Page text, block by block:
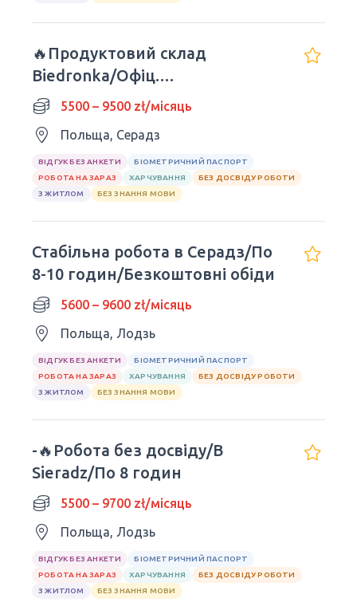
🔥Продуктовий склад
Biedronka/Офіц.
працевлаштування
5500 – 9500 zł/місяць
Польща, Серадз
ВІДГУК БЕЗ АНКЕТИ
БІОМЕТРИЧНИЙ ПАСПОРТ
РОБОТА НА ЗАРАЗ
ХАРЧУВАННЯ
БЕЗ ДОСВІДУ РОБОТИ
З ЖИТЛОМ
БЕЗ ЗНАННЯ МОВИ
Стабільна робота в Серадз/По
8-10 годин/Безкоштовні обіди
5600 – 9600 zł/місяць
Польща, Лодзь
ВІДГУК БЕЗ АНКЕТИ
БІОМЕТРИЧНИЙ ПАСПОРТ
РОБОТА НА ЗАРАЗ
ХАРЧУВАННЯ
БЕЗ ДОСВІДУ РОБОТИ
З ЖИТЛОМ
БЕЗ ЗНАННЯ МОВИ
-🔥Робота без досвіду/В
Sieradz/По 8 годин
5500 – 9700 zł/місяць
Польща, Лодзь
ВІДГУК БЕЗ АНКЕТИ
БІОМЕТРИЧНИЙ ПАСПОРТ
РОБОТА НА ЗАРАЗ
ХАРЧУВАННЯ
БЕЗ ДОСВІДУ РОБОТИ
З ЖИТЛОМ
БЕЗ ЗНАННЯ МОВИ